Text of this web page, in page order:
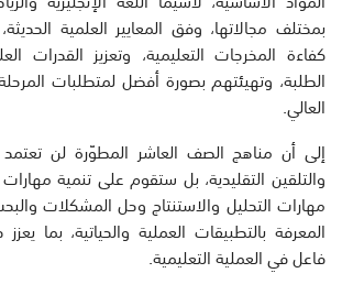
بمختلف مجالاتها، وفق المعايير العلمية
كفاءة المخرجات التعليمية، وتعزيز القدرات
الطلبة، وتهيئتهم بصورة أفضل لمتطلبات المرحلة
العالي.
إلى أن مناهج الصف العاشر المطوّرة لن
والتلقين التقليدية، بل ستقوم على تنمية مهارات
مهارات التحليل والاستنتاج وحل المشكلات
المعرفة بالتطبيقات العملية والحياتية، بما
فاعل في العملية التعليمية.